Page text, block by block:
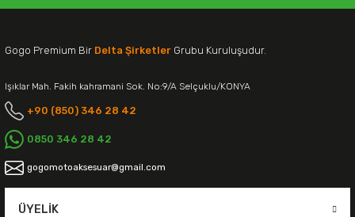
Gogo Premium Bir Delta Şirketler Grubu Kuruluşudur.
Işıklar Mah. Fakih kahramani Sok. No:9/A Selçuklu/KONYA
+90 (850) 346 28 42
0850 346 28 42
gogomotoaksesuar@gmail.com
ÜYELIK